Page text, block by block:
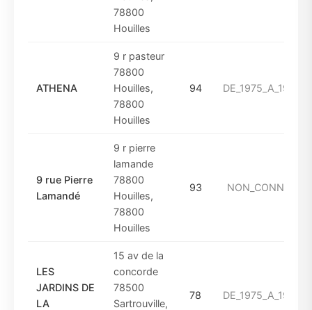
78800
Houilles
ATHENA
9 r pasteur
78800
Houilles,
78800
Houilles
94 DE_1975_A_1993
9 rue Pierre
Lamandé
9 r pierre
lamande
78800
Houilles,
78800
Houilles
93 NON_CONNUE
LES
JARDINS DE
LA
15 av de la
concorde
78500
Sartrouville,
78 DE_1975_A_1993